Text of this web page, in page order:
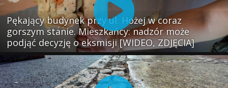
Pękający budynek przy ul. Hożej w coraz
gorszym stanie. Mieszkańcy: nadzór może
podjąć decyzję o eksmisji [WIDEO, ZDJĘCIA]